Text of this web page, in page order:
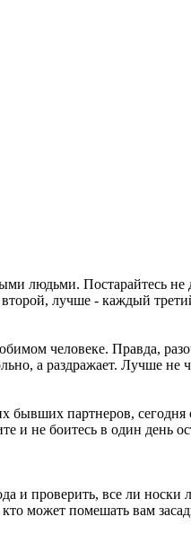
людьми. Постарайтесь не
второй, лучше - каждый
человеке. Правда,
а раздражает. Лучше не
бывших партнеров,
и не боитесь в один день
и проверить, все ли носки
может помешать вам